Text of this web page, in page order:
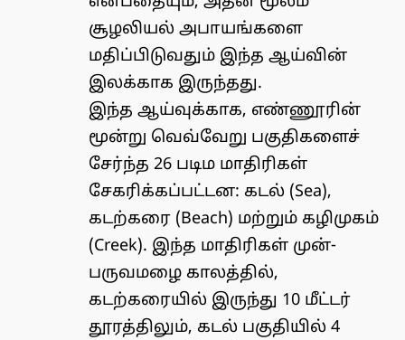
சூழலியல் அபாயங்களை
மதிப்பிடுவதும் இந்த ஆய்வின்
இலக்காக இருந்தது.
இந்த ஆய்வுக்காக, எண்ணூரின்
மூன்று வெவ்வேறு பகுதிகளைச்
சேர்ந்த 26 படிம மாதிரிகள்
சேகரிக்கப்பட்டன: கடல் (Sea),
கடற்கரை (Beach) மற்றும் கழிமுகம்
(Creek). இந்த மாதிரிகள் முன்-
பருவமழை காலத்தில்,
கடற்கரையில் இருந்து 10 மீட்டர்
தூரத்திலும், கடல் பகுதியில் 4